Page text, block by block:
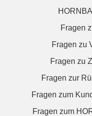
Fragen
Fragen zu
Fragen zu
Fragen zur
Fragen zum
Fragen zum